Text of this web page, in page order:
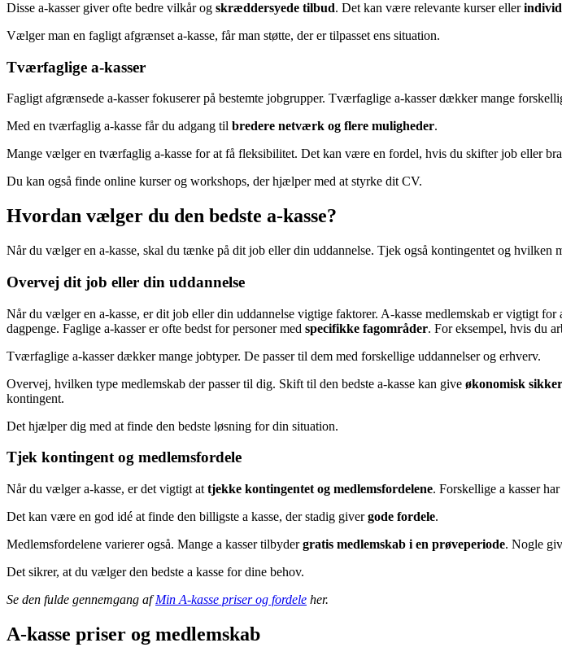
Disse a-kasser giver ofte bedre vilkår og skræddersyede tilbud. Det kan være relevante kurser eller
Vælger man en fagligt afgrænset a-kasse, får man støtte, der er tilpasset ens situation.
Tværfaglige a-kasser
Fagligt afgrænsede a-kasser fokuserer på bestemte jobgrupper. Tværfaglige a-kasser dækker mange
Med en tværfaglig a-kasse får du adgang til bredere netværk og flere muligheder.
Mange vælger en tværfaglig a-kasse for at få fleksibilitet. Det kan være en fordel, hvis du skifter job eller
Du kan også finde online kurser og workshops, der hjælper med at styrke dit CV.
Hvordan vælger du den bedste a-kasse?
Når du vælger en a-kasse, skal du tænke på dit job eller din uddannelse. Tjek også kontingentet og hvilken
Overvej dit job eller din uddannelse
Når du vælger en a-kasse, er dit job eller din uddannelse vigtige faktorer. A-kasse medlemskab er vigtigt
dagpenge. Faglige a-kasser er ofte bedst for personer med specifikke fagområder. For eksempel, hvis du
Tværfaglige a-kasser dækker mange jobtyper. De passer til dem med forskellige uddannelser og erhverv.
Overvej, hvilken type medlemskab der passer til dig. Skift til den bedste a-kasse kan give økonomisk
kontingent.
Det hjælper dig med at finde den bedste løsning for din situation.
Tjek kontingent og medlemsfordele
Når du vælger a-kasse, er det vigtigt at tjekke kontingentet og medlemsfordelene. Forskellige a kasser
Det kan være en god idé at finde den billigste a kasse, der stadig givergode fordele.
Medlemsfordelene varierer også. Mange a kasser tilbydergratis medlemskab i en prøveperiode. Nogle
Det sikrer, at du vælger den bedste a kasse for dine behov.
Se den fulde gennemgang afMin A-kasse priser og fordele her.
A-kasse priser og medlemskab